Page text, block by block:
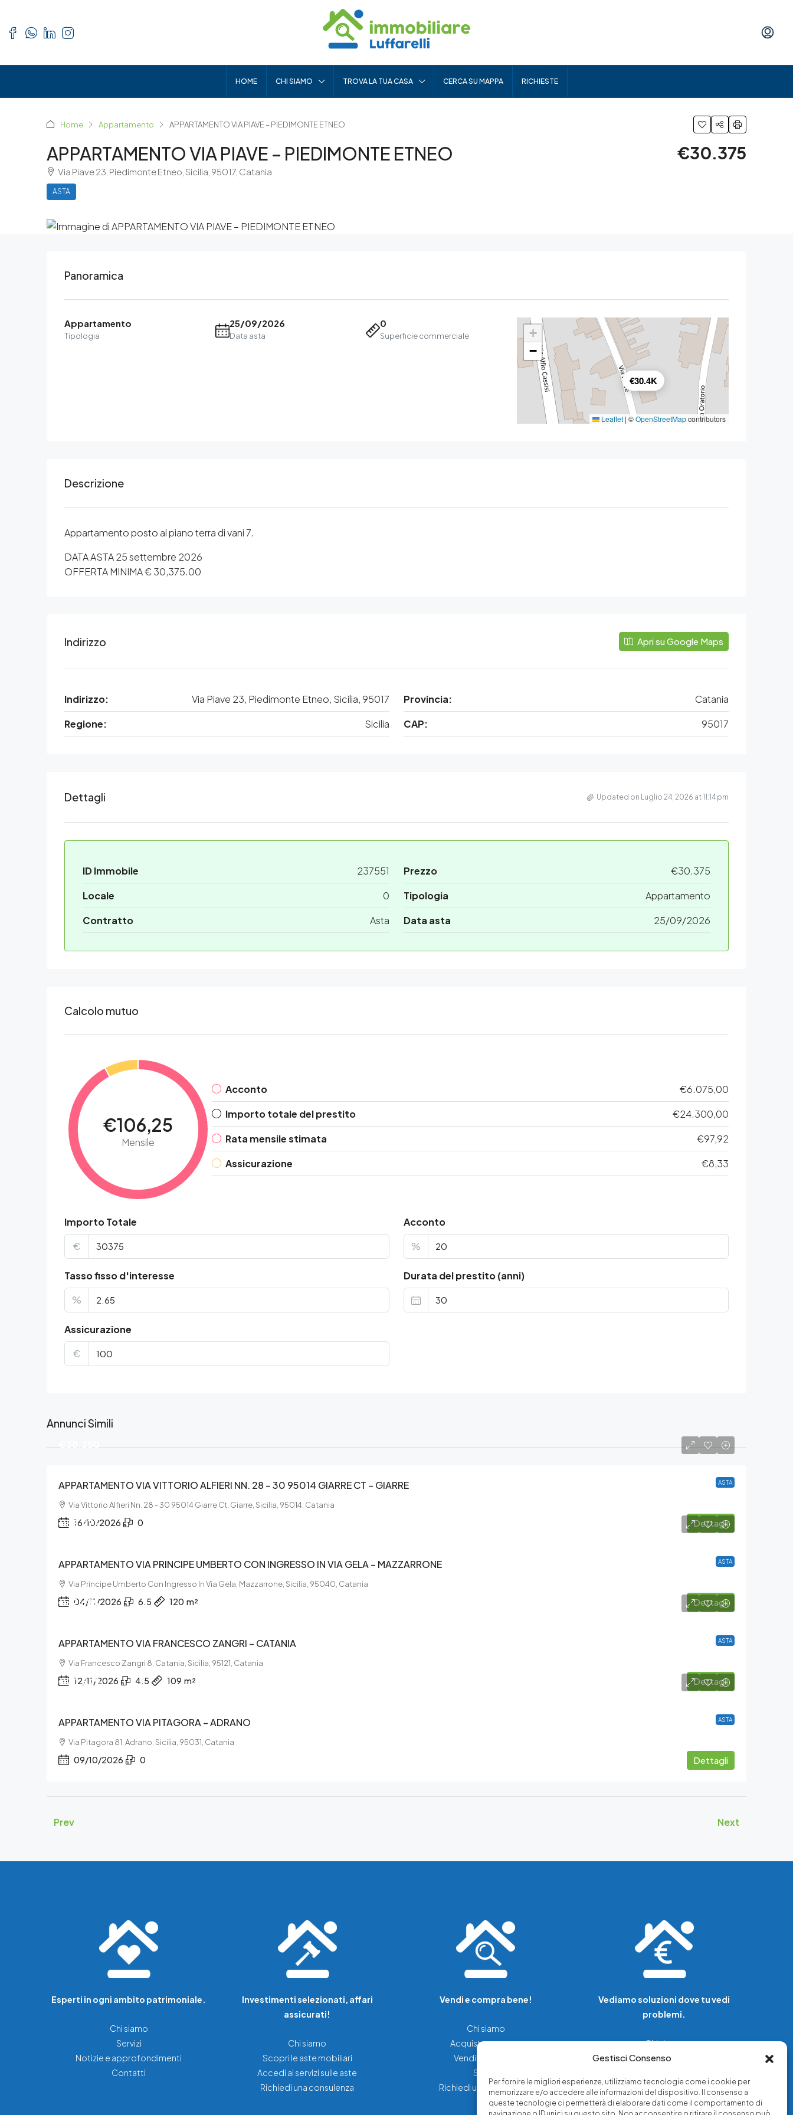
Gestisci Consenso
Per fornire le migliori esperienze, utilizziamo tecnologie come i cookie per
memorizzare e/o accedere alle informazioni del dispositivo. Il consenso a
queste tecnologie ci permetterà di elaborare dati come il comportamento di
HOME CHI SIAMO TROVA LA TUA CASA CERCA SU MAPPA RICHIESTE
Home Appartamento APPARTAMENTO VIA PIAVE – PIEDIMONTE ETNEO
APPARTAMENTO VIA PIAVE – PIEDIMONTE ETNEO
Via Piave 23, Piedimonte Etneo, Sicilia, 95017, Catania
ASTA
€30.375
Panoramica
Appartamento
Tipologia
25/09/2026
Data asta
0
Superficie commerciale
€30.4K
+
−
Leaflet | ©OpenStreetMapcontributors
Descrizione
Appartamento posto al piano terra di vani 7.
DATA ASTA 25 settembre 2026
OFFERTA MINIMA € 30,375.00
Indirizzo Apri su Google Maps
Indirizzo: Via Piave 23, Piedimonte Etneo, Sicilia, 95017 Provincia:
Catania
Regione:
Sicilia CAP: 95017
Dettagli Updated on Luglio 24, 2026 at 11:14 pm
ID Immobile 237551 Prezzo
€30.375
Locale
0 Tipologia
Appartamento
Contratto
Asta Data asta 25/09/2026
Calcolo mutuo
€106,25
Mensile
Acconto
€6.075,00
Importo totale del prestito
€24.300,00
Rata mensile stimata
€97,92
Assicurazione
€8,33
Importo Totale
€
Acconto
%
Tasso fisso d'interesse
%
Durata del prestito (anni)
Assicurazione
€
Annunci Simili
ASTA
€38.250
APPARTAMENTO VIA VITTORIO ALFIERI NN. 28 – 30 95014 GIARRE CT – GIARRE
Via Vittorio Alfieri Nn. 28 - 30 95014 Giarre Ct, Giarre, Sicilia, 95014, Catania
16/10/2026 0 Dettagli
ASTA
€55.273
APPARTAMENTO VIA PRINCIPE UMBERTO CON INGRESSO IN VIA GELA – MAZZARRONE
Via Principe Umberto Con Ingresso In Via Gela, Mazzarrone, Sicilia, 95040, Catania
04/11/2026 6.5 120 m² Dettagli
ASTA
€37.688
APPARTAMENTO VIA FRANCESCO ZANGRI – CATANIA
Via Francesco Zangri 8, Catania, Sicilia, 95121, Catania
12/11/2026 4.5 109 m² Dettagli
ASTA
€20.849
APPARTAMENTO VIA PITAGORA – ADRANO
Via Pitagora 81, Adrano, Sicilia, 95031, Catania
09/10/2026 0 Dettagli
Prev Next
Esperti in ogni ambito patrimoniale.
Chi siamo
Servizi
Notizie e approfondimenti
Contatti
Investimenti selezionati, affari
assicurati!
Chi siamo
Scopri le aste mobiliari
Accedi ai servizi sulle aste
Richiedi una consulenza
Vendi e compra bene!
Chi siamo
Acquista una casa
Vendi la tua casa
Servizi
Richiedi una consulenza
Vediamo soluzioni dove tu vedi
problemi.
Chi siamo
Servizi di tutela legale
Richiedi una consulenza